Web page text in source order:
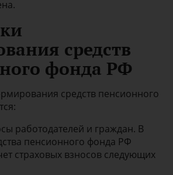
средств
фонда РФ
средств пенсионного
работодателей и граждан. В
пенсионного фонда РФ
страховых взносов следующих